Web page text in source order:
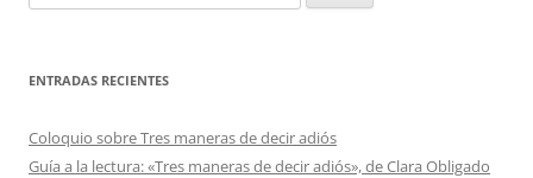
ENTRADAS RECIENTES
Coloquio sobre Tres maneras de decir adiós
Guía a la lectura: «Tres maneras de decir adiós», de Clara Obligado